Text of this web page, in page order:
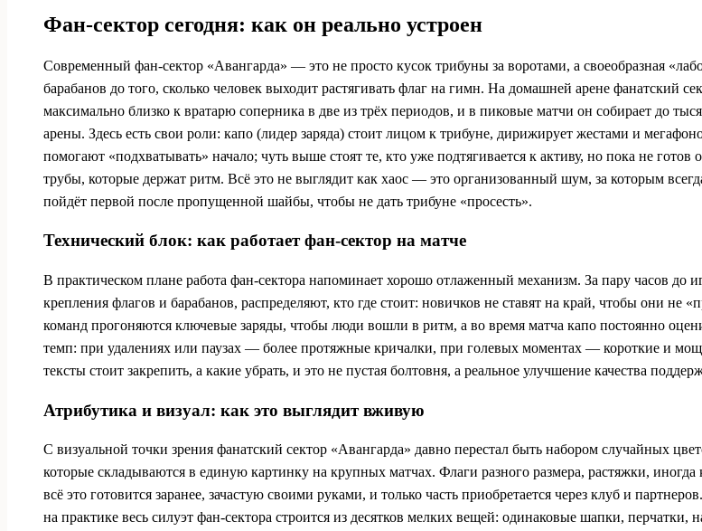
Фан-сектор сегодня: как он реально устроен
Современный фан-сектор «Авангарда» — это не просто кусок трибуны за воротами, а своеобразная
барабанов до того, сколько человек выходит растягивать флаг на гимн. На домашней арене фанатский
максимально близко к вратарю соперника в две из трёх периодов, и в пиковые матчи он собирает до
арены. Здесь есть свои роли: капо (лидер заряда) стоит лицом к трибуне, дирижирует жестами и
помогают «подхватывать» начало; чуть выше стоят те, кто уже подтягивается к активу, но пока не
трубы, которые держат ритм. Всё это не выглядит как хаос — это организованный шум, за которым
пойдёт первой после пропущенной шайбы, чтобы не дать трибуне «просесть».
Технический блок: как работает фан-сектор на матче
В практическом плане работа фан-сектора напоминает хорошо отлаженный механизм. За пару часов
крепления флагов и барабанов, распределяют, кто где стоит: новичков не ставят на край, чтобы они не
команд прогоняются ключевые заряды, чтобы люди вошли в ритм, а во время матча капо постоянно
темп: при удалениях или паузах — более протяжные кричалки, при голевых моментах — короткие и
тексты стоит закрепить, а какие убрать, и это не пустая болтовня, а реальное улучшение качества
Атрибутика и визуал: как это выглядит вживую
С визуальной точки зрения фанатский сектор «Авангарда» давно перестал быть набором случайных
которые складываются в единую картинку на крупных матчах. Флаги разного размера, растяжки,
всё это готовится заранее, зачастую своими руками, и только часть приобретается через клуб и
на практике весь силуэт фан-сектора строится из десятков мелких вещей: одинаковые шапки,